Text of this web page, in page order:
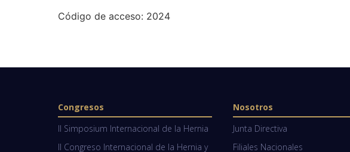
Código de acceso: 2024
Congresos
II Simposium Internacional de la Hernia
II Congreso Internacional de la Hernia y
Nosotros
Junta Directiva
Filiales Nacionales